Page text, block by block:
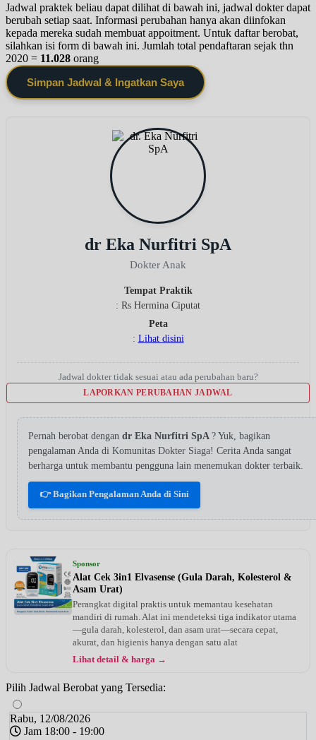
Jadwal praktek beliau dapat dilihat di bawah ini, jadwal dokter dapat
berubah setiap saat. Informasi perubahan hanya akan diinfokan
kepada mereka sudah membuat appoitment. Untuk daftar berobat,
silahkan isi form di bawah ini. Jumlah total pendaftaran sejak thn
2020 = 11.028 orang
Simpan Jadwal & Ingatkan Saya
dr Eka Nurfitri SpA
Dokter Anak
Tempat Praktik
: Rs Hermina Ciputat
Peta
: Lihat disini
Jadwal dokter tidak sesuai atau ada perubahan baru?
LAPORKAN PERUBAHAN JADWAL
Pernah berobat dengan dr Eka Nurfitri SpA ? Yuk, bagikan
pengalaman Anda di Komunitas Dokter Siaga! Cerita Anda sangat
berharga untuk membantu pengguna lain menemukan dokter terbaik.
👉 Bagikan Pengalaman Anda di Sini
Sponsor
Alat Cek 3in1 Elvasense (Gula Darah, Kolesterol &
Asam Urat)
Perangkat digital praktis untuk memantau kesehatan
mandiri di rumah. Alat ini mendeteksi tiga indikator utama
—gula darah, kolesterol, dan asam urat—secara cepat,
akurat, dan higienis hanya dengan satu alat
Lihat detail & harga →
Pilih Jadwal Berobat yang Tersedia:
Rabu, 12/08/2026
Jam 18:00 - 19:00